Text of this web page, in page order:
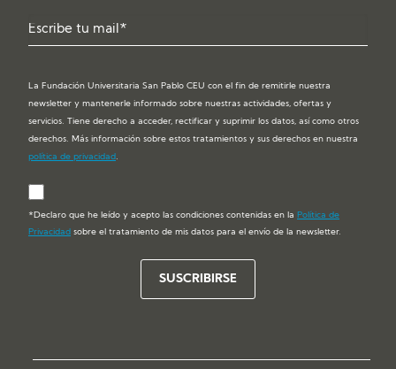
La Fundación Universitaria San Pablo CEU con el fin de remitirle nuestra
newsletter y mantenerle informado sobre nuestras actividades, ofertas y
servicios. Tiene derecho a acceder, rectificar y suprimir los datos, así como otros
derechos. Más información sobre estos tratamientos y sus derechos en nuestra
política de privacidad.
*Declaro que he leído y acepto las condiciones contenidas en la Política de
Privacidad sobre el tratamiento de mis datos para el envío de la newsletter.